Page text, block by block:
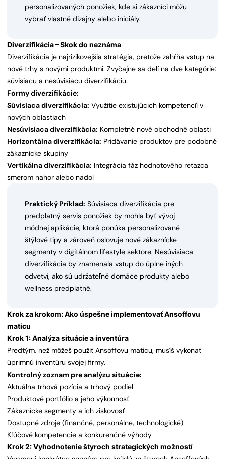
personalizovaných ponožiek, kde si zákazníci môžu
vybrať vlastné dizajny alebo iniciály.
Diverzifikácia – Skok do neznáma
Diverzifikácia je najrizikovejšia stratégia, pretože zahŕňa vstup na
nové trhy s novými produktmi. Zvyčajne sa delí na dve kategórie:
súvisiacu a nesúvisiacu diverzifikáciu.
Formy diverzifikácie:
Súvisiaca diverzifikácia: Využitie existujúcich kompetencií v
nových oblastiach
Nesúvisiaca diverzifikácia: Kompletné nové obchodné oblasti
Horizontálna diverzifikácia: Pridávanie produktov pre podobné
zákaznícke skupiny
Vertikálna diverzifikácia: Integrácia fáz hodnotového reťazca
smerom nahor alebo nadol
Praktický Príklad: Súvisiaca diverzifikácia pre
predplatný servis ponožiek by mohla byť vývoj
módnej aplikácie, ktorá ponúka personalizované
štýlové tipy a zároveň oslovuje nové zákaznícke
segmenty v digitálnom lifestyle sektore. Nesúvisiaca
diverzifikácia by znamenala vstup do úplne iných
odvetví, ako sú udržateľné domáce produkty alebo
wellness predplatné.
Krok za krokom: Ako úspešne implementovať Ansoffovu
maticu
Krok 1: Analýza situácie a inventúra
Predtým, než môžeš použiť Ansoffovu maticu, musíš vykonať
úprimnú inventúru svojej firmy.
Kontrolný zoznam pre analýzu situácie:
Aktuálna trhová pozícia a trhový podiel
Produktové portfólio a jeho výkonnosť
Zákaznícke segmenty a ich ziskovosť
Dostupné zdroje (finančné, personálne, technologické)
Kľúčové kompetencie a konkurenčné výhody
Krok 2: Vyhodnotenie štyroch strategických možností